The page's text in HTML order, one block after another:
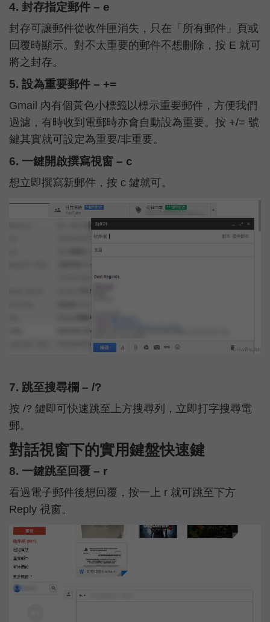
4. 封存指定郵件 – e
封存可讓郵件從收件匣消失，只在「所有郵件」頁或
回覆時顯示。對不太重要的郵件不想刪除，按 E 就可
將之封存。
5. 設為重要郵件 – +=
Gmail 內有個黃色小標籤以標示重要郵件，方便我們
過濾，有時收到電郵時亦會自動設為重要。按 +/= 號
鍵其實就可設定為重要/非重要。
6. 一鍵開啟撰寫視窗 – c
想立即撰寫新郵件，按 c 鍵就可。
7. 跳至搜尋欄 – /?
按 /? 鍵即可快速跳至上方搜尋列，立即打字搜尋電
郵。
對話視窗下的實用鍵盤快速鍵
8. 一鍵跳至回覆 – r
看過電子郵件後想回覆，按一上 r 就可跳至下方
Reply 視窗。